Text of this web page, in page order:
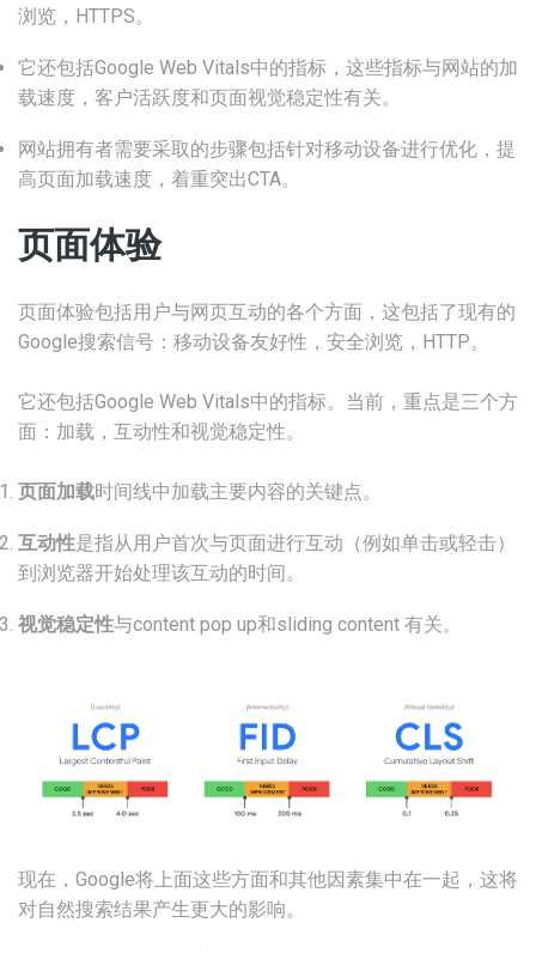
浏览，HTTPS。
它还包括Google Web Vitals中的指标，这些指标与网站的加
载速度，客户活跃度和页面视觉稳定性有关。
网站拥有者需要采取的步骤包括针对移动设备进行优化，提
高页面加载速度，着重突出CTA。
页面体验
页面体验包括用户与网页互动的各个方面，这包括了现有的
Google搜索信号：移动设备友好性，安全浏览，HTTP。
它还包括Google Web Vitals中的指标。当前，重点是三个方
面：加载，互动性和视觉稳定性。
页面加载时间线中加载主要内容的关键点。
互动性是指从用户首次与页面进行互动（例如单击或轻击）
到浏览器开始处理该互动的时间。
视觉稳定性与content pop up和sliding content 有关。
现在，Google将上面这些方面和其他因素集中在一起，这将
对自然搜索结果产生更大的影响。